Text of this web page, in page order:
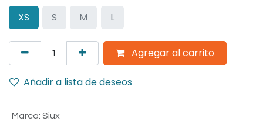
XS S M L
Agregar al carrito
Añadir a lista de deseos
Marca: Siux